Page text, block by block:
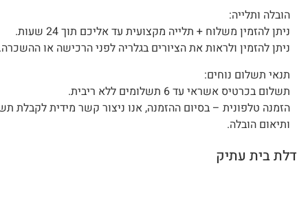
הובלה ותלייה:
ניתן להזמין משלוח + תלייה מקצועית עד אליכם תוך 24 שעות.
ניתן להזמין ולראות את הציורים בגלריה לפני הרכישה או
תנאי תשלום נוחים:
תשלום בכרטיס אשראי עד 6 תשלומים ללא ריבית.
הזמנה טלפונית – בסיום ההזמנה, אנו ניצור קשר מידית לקבלת
ותיאום הובלה.
דלת בית עתיק